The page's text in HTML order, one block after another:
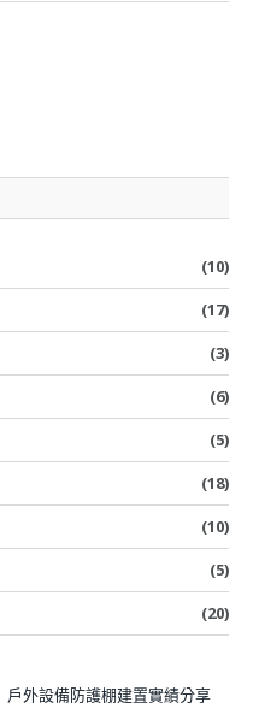
(10)
(17)
(3)
(6)
(5)
(18)
(10)
(5)
(20)
戶外設備防護棚建置實績分享